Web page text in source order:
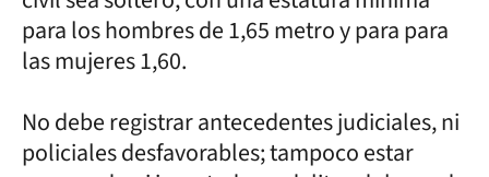
para los hombres de 1,65 metro y para para
las mujeres 1,60.
No debe registrar antecedentes judiciales, ni
policiales desfavorables; tampoco estar